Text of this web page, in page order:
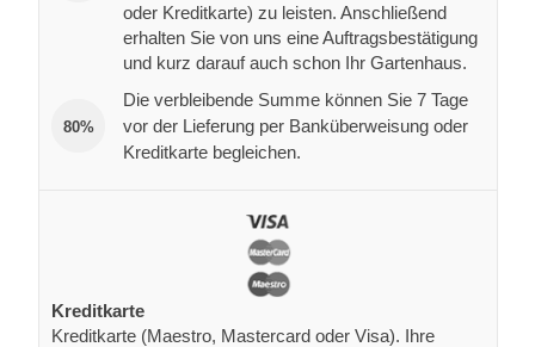
oder Kreditkarte) zu leisten. Anschließend
erhalten Sie von uns eine Auftragsbestätigung
und kurz darauf auch schon Ihr Gartenhaus.
80%
Die verbleibende Summe können Sie 7 Tage
vor der Lieferung per Banküberweisung oder
Kreditkarte begleichen.
Kreditkarte
Kreditkarte (Maestro, Mastercard oder Visa). Ihre